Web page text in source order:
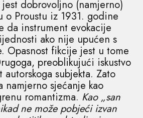
dobrovoljno (namjerno)
o Proustu iz 1931. godine
da instrument evokacije
ako nije upućen s
Opasnost fikcije jest u tome
preoblikujući iskustvo
autorskoga subjekta. Zato
namjerno sjećanje kao
romantizma. Kao „san
ne može pobjeći izvan